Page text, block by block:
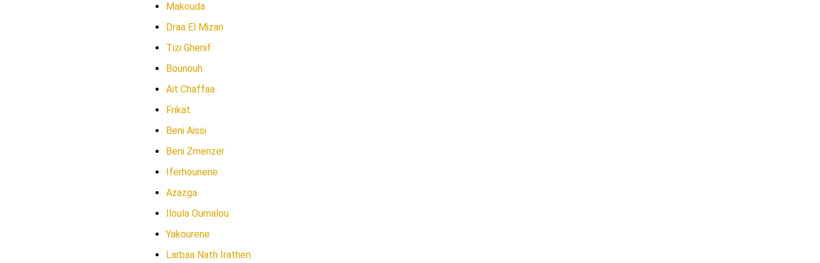
Makouda
Draa El Mizan
Tizi Ghenif
Bounouh
Ait Chaffaa
Frikat
Beni Aissi
Beni Zmenzer
Iferhounene
Azazga
Iloula Oumalou
Yakourene
Larbaa Nath Irathen